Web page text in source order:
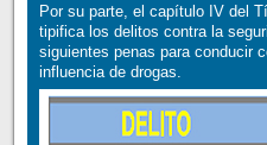
Por su parte, el capítulo IV del
tipifica los delitos contra la
siguientes penas para conducir
influencia de drogas.